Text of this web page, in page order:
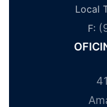
Local
F: